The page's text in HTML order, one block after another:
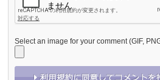
Select an image for your comment (GIF,